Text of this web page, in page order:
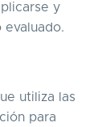
y
evaluado.
utiliza las
para